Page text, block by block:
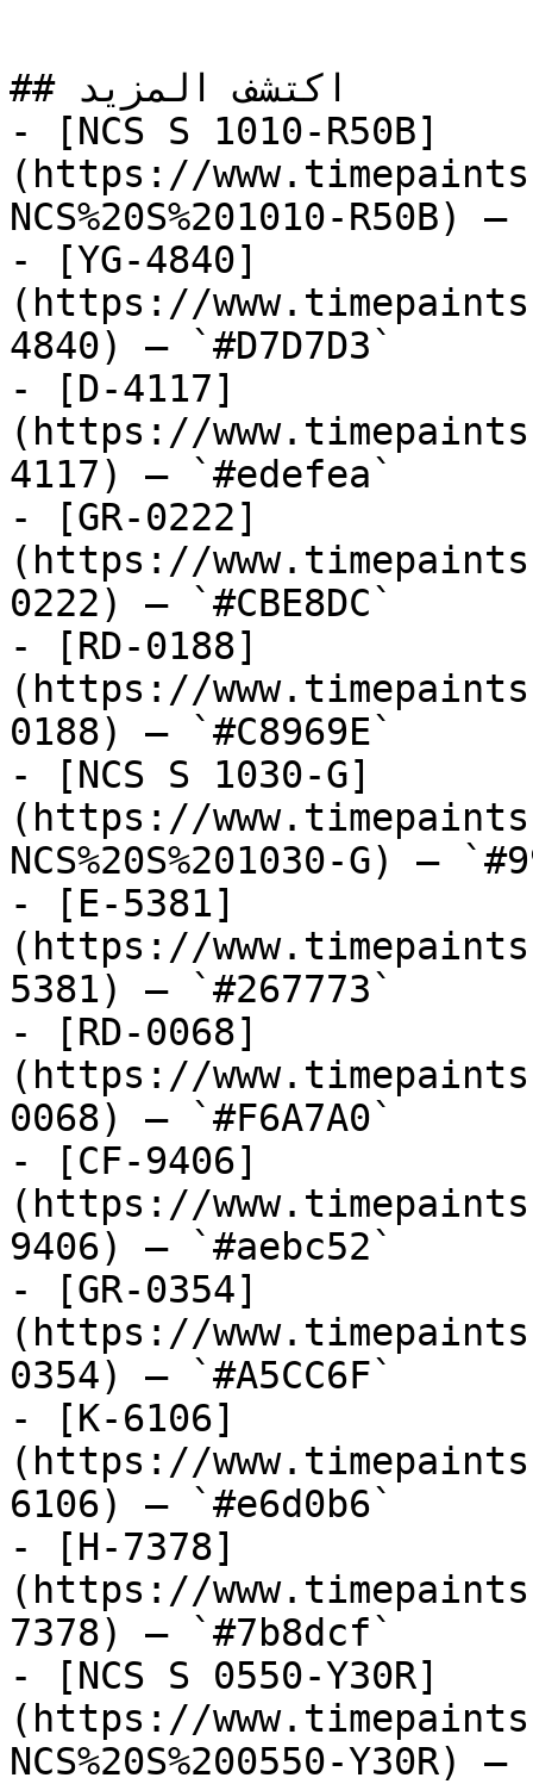
## اكتشف المزيد
- [NCS S 1010-R50B]
(https://
NCS%20S%201010-R50B)
- [YG-4840]
(https://
4840) — `#D7D7D3`
- [D-4117]
(https://
4117) — `#edefea`
- [GR-0222]
(https://
0222) — `#CBE8DC`
- [RD-0188]
(https://
0188) — `#C8969E`
- [NCS S 1030-G]
(https://
NCS%20S%201030-G) —
- [E-5381]
(https://
5381) — `#267773`
- [RD-0068]
(https://
0068) — `#F6A7A0`
- [CF-9406]
(https://
9406) — `#aebc52`
- [GR-0354]
(https://
0354) — `#A5CC6F`
- [K-6106]
(https://
6106) — `#e6d0b6`
- [H-7378]
(https://
7378) — `#7b8dcf`
- [NCS S 0550-Y30R]
(https://
NCS%20S%200550-Y30R)